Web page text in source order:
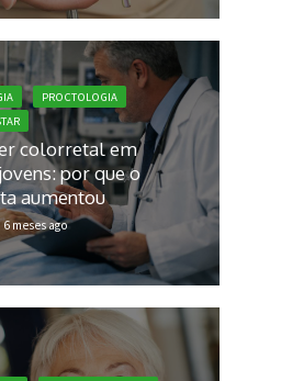
PROCTOLOGIA
colorretal em
por que o
aumentou
6 meses ago